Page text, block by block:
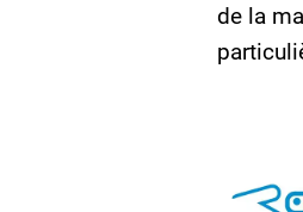
de la